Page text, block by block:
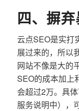
四、摒
云点SEO是实打
展过来的，所以
网站不像是大的
SEO的成本加上
会超过2万。具
服务说明中），